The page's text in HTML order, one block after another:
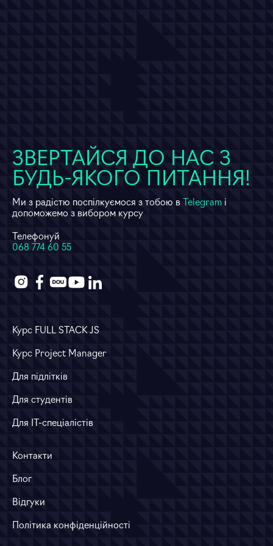
ЗВЕРТАЙСЯ ДО НАС З
БУДЬ-ЯКОГО ПИТАННЯ!
Курс FULL STACK JS
Курс Project Manager
Для підлітків
Для студентів
Для ІТ-спеціалістів
Контакти
Блог
Відгуки
Політика конфіденційності
Ми з радістю поспілкуємося з тобою вTelegram і
допоможемо з вибором курсу
Телефонуй
068 774 60 55